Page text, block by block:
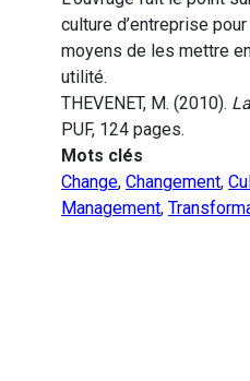
culture d’entreprise
moyens de les mettre
utilité.
THEVENET, M. (2010).
PUF, 124 pages.
Mots clés
Change, Changement,
Management,